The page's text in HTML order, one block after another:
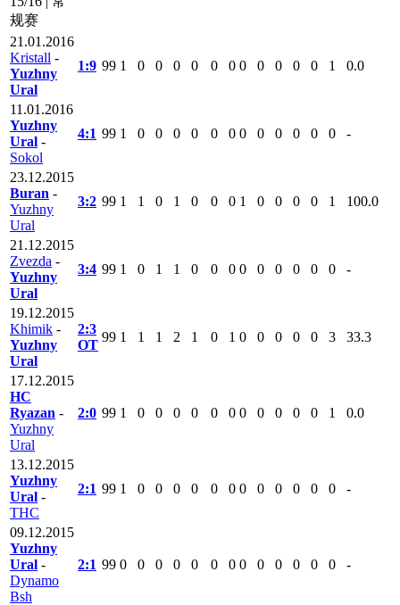
规赛
21.01.2016
Kristall -
Yuzhny
Ural
1:9 99 1 0 0 0 0 0 0 0 0 0 0 0 1 0.0
11.01.2016
Yuzhny
Ural -
Sokol
4:1 99 1 0 0 0 0 0 0 0 0 0 0 0 0 -
23.12.2015
Buran -
Yuzhny
Ural
3:2 99 1 1 0 1 0 0 0 1 0 0 0 0 1 100.0
21.12.2015
Zvezda -
Yuzhny
Ural
3:4 99 1 0 1 1 0 0 0 0 0 0 0 0 0 -
19.12.2015
Khimik -
Yuzhny
Ural
2:3
ОТ
99 1 1 1 2 1 0 1 0 0 0 0 0 3 33.3
17.12.2015
HC
Ryazan -
Yuzhny
Ural
2:0 99 1 0 0 0 0 0 0 0 0 0 0 0 1 0.0
13.12.2015
Yuzhny
Ural -
THC
2:1 99 1 0 0 0 0 0 0 0 0 0 0 0 0 -
09.12.2015
Yuzhny
Ural -
Dynamo
Bsh
2:1 99 0 0 0 0 0 0 0 0 0 0 0 0 0 -